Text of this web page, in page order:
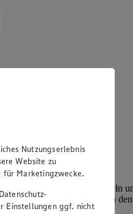
hier fast alles um Kartoffeln
wohl und genießen
Nutzungserlebnis
Website zu
für Marketingzwecke.
Einstellungen ggf. nicht